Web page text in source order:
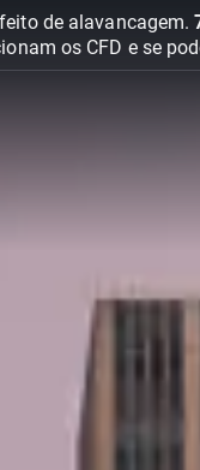
de alavancagem.
os CFD e se